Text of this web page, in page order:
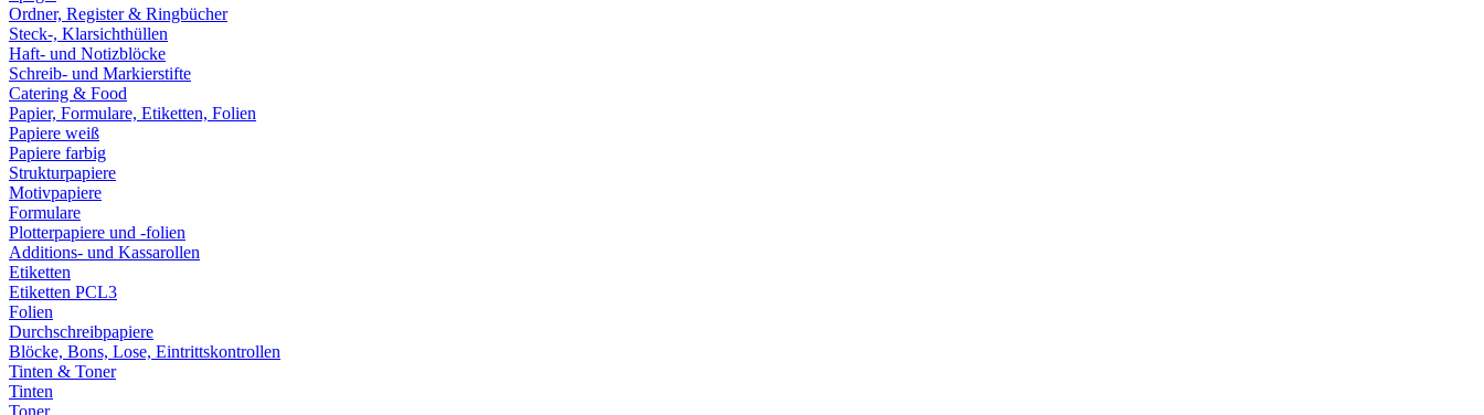
Ordner, Register & Ringbücher
Steck-, Klarsichthüllen
Haft- und Notizblöcke
Schreib- und Markierstifte
Catering & Food
Papier, Formulare, Etiketten, Folien
Papiere weiß
Papiere farbig
Strukturpapiere
Motivpapiere
Formulare
Plotterpapiere und -folien
Additions- und Kassarollen
Etiketten
Etiketten PCL3
Folien
Durchschreibpapiere
Blöcke, Bons, Lose, Eintrittskontrollen
Tinten & Toner
Tinten